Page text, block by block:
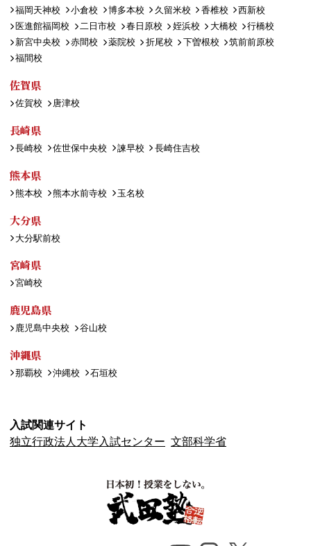
福岡天神校 小倉校 博多本校 久留米校 香椎校
西新校
医進館福岡校
二日市校 春日原校 姪浜校 大橋校
行橋校
新宮中央校
赤間校 薬院校 折尾校 下曽根校
筑前前原校
福間校
佐賀県
佐賀校 唐津校
長崎県
長崎校 佐世保中央校 諫早校 長崎住吉校
熊本県
熊本校 熊本水前寺校 玉名校
大分県
大分駅前校
宮崎県
宮崎校
鹿児島県
鹿児島中央校 谷山校
沖縄県
那覇校 沖縄校 石垣校
入試関連サイト
独立行政法人大学入試センター 文部科学省